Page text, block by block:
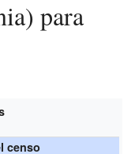
censo